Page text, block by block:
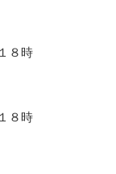
８時
８時